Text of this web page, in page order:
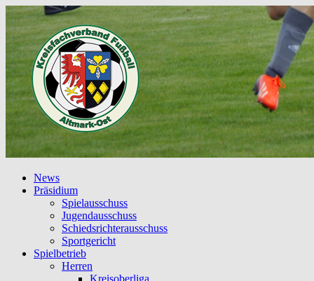
News
Präsidium
Spielausschuss
Jugendausschuss
Schiedsrichterausschuss
Sportgericht
Spielbetrieb
Herren
Kreisoberliga